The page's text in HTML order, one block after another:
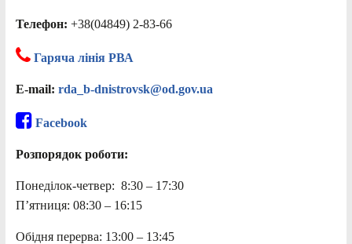
Телефон: +38(04849) 2-83-66
Гаряча лінія РВА
E-mail: rda_b-dnistrovsk@od.gov.ua
Facebook
Розпорядок роботи:
Понеділок-четвер: 8:30 – 17:30
П’ятниця: 08:30 – 16:15
Обідня перерва: 13:00 – 13:45